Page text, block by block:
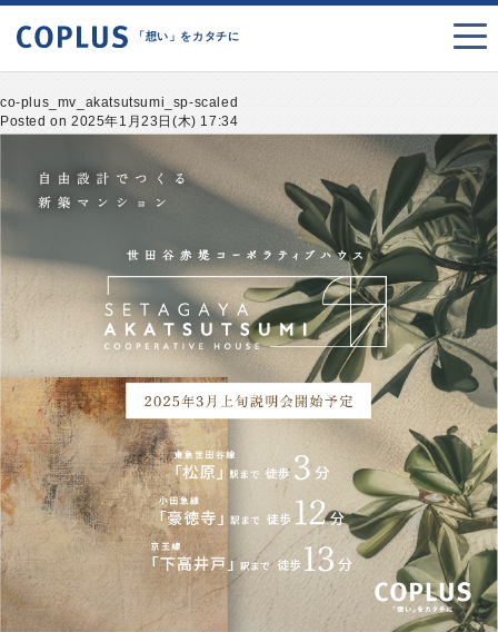
「想い」をカタチに
co-plus_mv_akatsutsumi_sp-scaled
Posted on 2025年1月23日(木) 17:34